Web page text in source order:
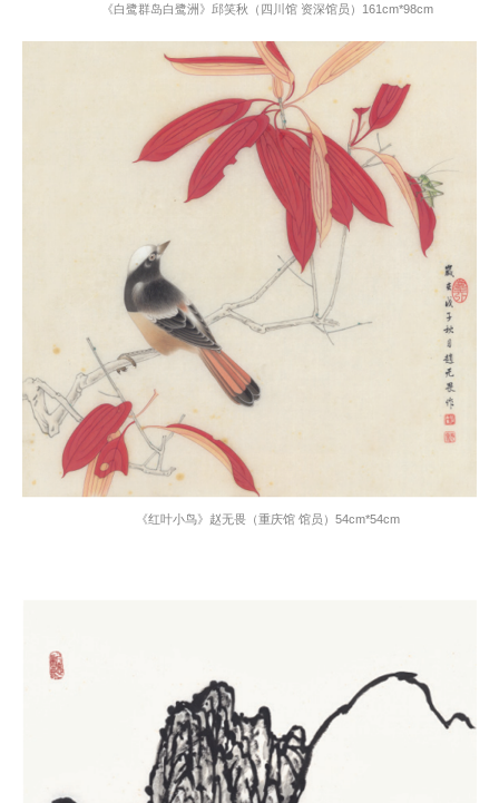
《白鹭群岛白鹭洲》邱笑秋（四川馆 资深馆员） 161cm*98cm
《红叶小鸟》赵无畏（重庆馆 馆员） 54cm*54cm